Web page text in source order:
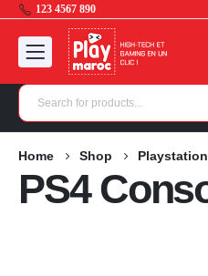
123 4567 890
Home Shop
PS4